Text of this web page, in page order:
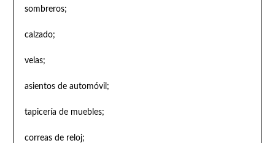
sombreros;
calzado;
velas;
asientos de automóvil;
tapicería de muebles;
correas de reloj;